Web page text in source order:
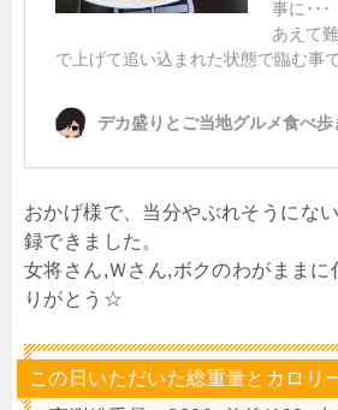
おかげ様で、当分やぶれそうにな
録できました。
女将さん,Ｗさん,ボクのわがままに
りがとう☆
この日いただいた総重量とカロリ